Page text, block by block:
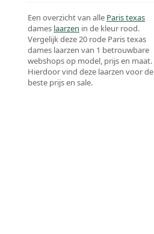
Een overzicht van alle Paris texas
dames laarzen in de kleur rood.
Vergelijk deze 20 rode Paris texas
dames laarzen van 1 betrouwbare
webshops op model, prijs en maat.
Hierdoor vind deze laarzen voor de
beste prijs en sale.